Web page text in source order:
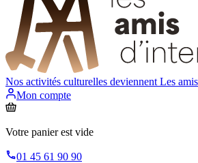
Nos activités culturelles deviennent Les
Mon compte
Votre panier est vide
01 45 61 90 90